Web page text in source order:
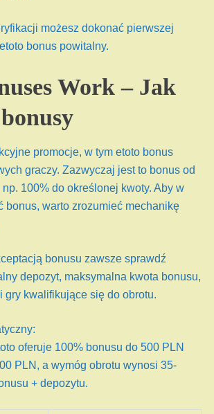
możesz dokonać pierwszej
bonus powitalny.
Work – Jak
promocje, w tym etoto bonus
graczy. Zazwyczaj jest to bonus od
np. 100% do określonej kwoty. Aby w
bonus, warto zrozumieć mechanikę
bonusu zawsze sprawdź
depozyt, maksymalna kwota bonusu,
gry kwalifikujące się do obrotu.
oferuje 100% bonusu do 500 PLN
PLN, a wymóg obrotu wynosi 35-
+ depozytu.